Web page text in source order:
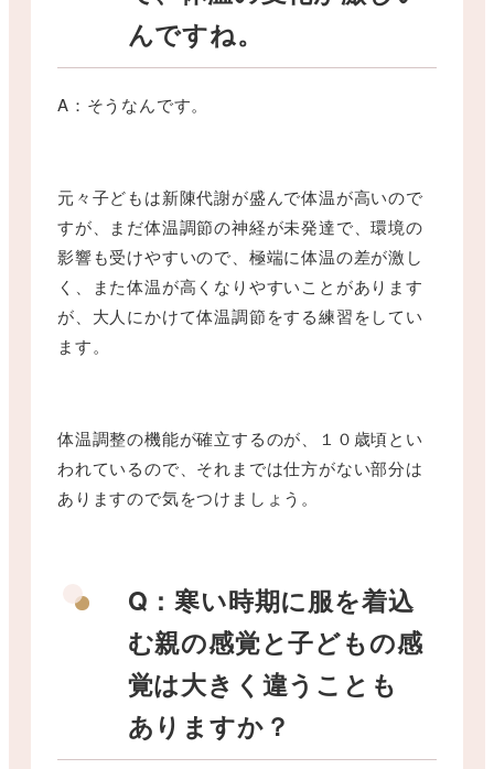
んですね。
A：そうなんです。
元々子どもは新陳代謝が盛んで体温が高いので
すが、まだ体温調節の神経が未発達で、環境の
影響も受けやすいので、極端に体温の差が激し
く、また体温が高くなりやすいことがあります
が、大人にかけて体温調節をする練習をしてい
ます。
体温調整の機能が確立するのが、１０歳頃とい
われているので、それまでは仕方がない部分は
ありますので気をつけましょう。
Q：寒い時期に服を着込
む親の感覚と子どもの感
覚は大きく違うことも
ありますか？